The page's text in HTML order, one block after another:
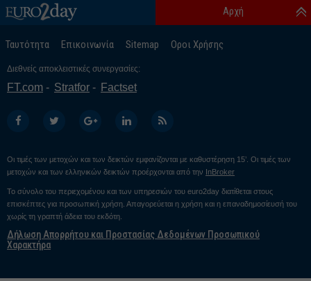
Ταυτότητα Επικοινωνία Sitemap Οροι Χρήσης
Αρχή
Διεθνείς αποκλειστικές συνεργασίες:
FT.com Stratfor Factset
Οι τιμές των μετοχών και των δεικτών εμφανίζονται με καθυστέρηση 15’. Οι τιμές των
μετοχών και των ελληνικών δεικτών προέρχονται από την InBroker
Το σύνολο του περιεχομένου και των υπηρεσιών του euro2day διατίθεται στους
επισκέπτες για προσωπική χρήση. Απαγορεύεται η χρήση και η επαναδημοσίευσή του
χωρίς τη γραπτή άδεια του εκδότη.
Δήλωση Απορρήτου και Προστασίας Δεδομένων Προσωπικού
Χαρακτήρα